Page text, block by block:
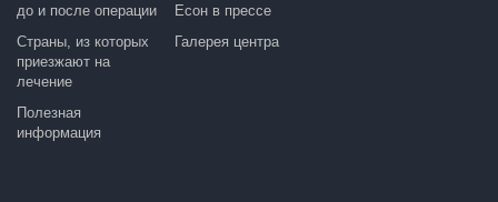
до и после операции
Страны, из которых
приезжают на
лечение
Полезная
информация
Есон в прессе
Галерея центра